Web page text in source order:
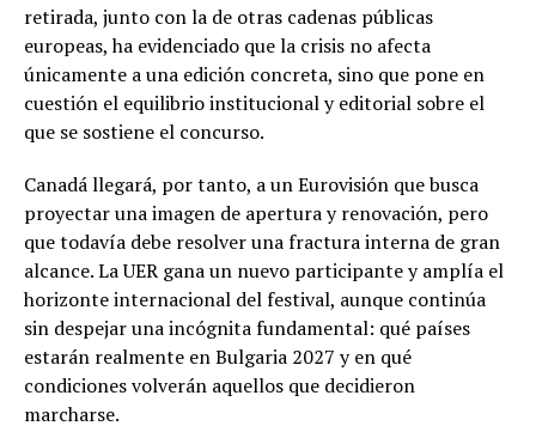
retirada, junto con la de otras cadenas públicas
europeas, ha evidenciado que la crisis no afecta
únicamente a una edición concreta, sino que pone en
cuestión el equilibrio institucional y editorial sobre el
que se sostiene el concurso.
Canadá llegará, por tanto, a un Eurovisión que busca
proyectar una imagen de apertura y renovación, pero
que todavía debe resolver una fractura interna de gran
alcance. La UER gana un nuevo participante y amplía el
horizonte internacional del festival, aunque continúa
sin despejar una incógnita fundamental: qué países
estarán realmente en Bulgaria 2027 y en qué
condiciones volverán aquellos que decidieron
marcharse.